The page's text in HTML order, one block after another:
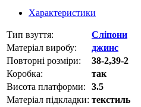
Характеристики
Тип взуття:
Сліпони
Матеріал виробу:
джинс
Повторні розміри:
38-2,39-2
Коробка:
так
Висота платформи:
3.5
Матеріал підкладки: текстиль